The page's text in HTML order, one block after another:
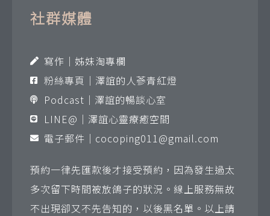
社群媒體
寫作｜姊妹淘專欄
粉絲專頁｜澤誼的人蔘青紅燈
Podcast｜澤誼的暢談心室
LINE@｜澤誼心靈療癒空間
電子郵件｜ cocoping011@gmail.com
預約一律先匯款後才接受預約，因為發生過太
多次留下時間被放鴿子的狀況。線上服務無故
不出現卻又不先告知的，以後黑名單。以上請